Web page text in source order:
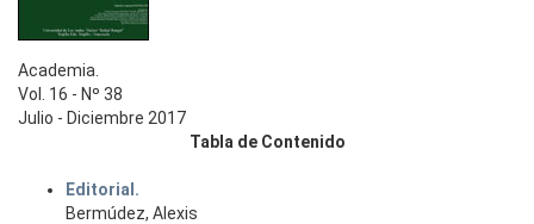
Academia.
Vol. 16 - Nº 38
Julio - Diciembre 2017
Tabla de Contenido
Editorial.
Bermúdez, Alexis